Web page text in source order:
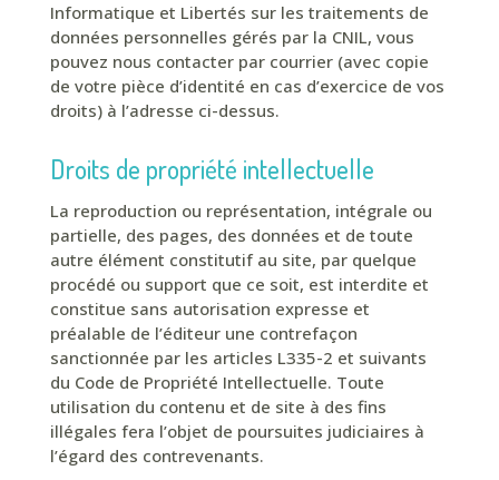
Informatique et Libertés sur les traitements de
données personnelles gérés par la CNIL, vous
pouvez nous contacter par courrier (avec copie
de votre pièce d’identité en cas d’exercice de vos
droits) à l’adresse ci-dessus.
Droits de propriété intellectuelle
La reproduction ou représentation, intégrale ou
partielle, des pages, des données et de toute
autre élément constitutif au site, par quelque
procédé ou support que ce soit, est interdite et
constitue sans autorisation expresse et
préalable de l’éditeur une contrefaçon
sanctionnée par les articles L335-2 et suivants
du Code de Propriété Intellectuelle. Toute
utilisation du contenu et de site à des fins
illégales fera l’objet de poursuites judiciaires à
l’égard des contrevenants.